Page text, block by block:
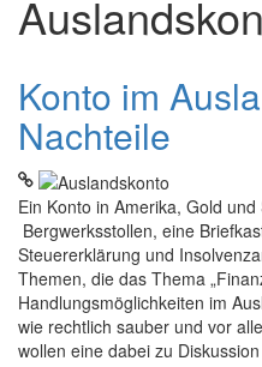
Konto im
Nachteile
Ein Konto in Amerika, Gold
Bergwerksstollen, eine
Steuererklärung und
Themen, die das Thema
Handlungsmöglichkeiten im
wie rechtlich sauber und vor
wollen eine dabei zu